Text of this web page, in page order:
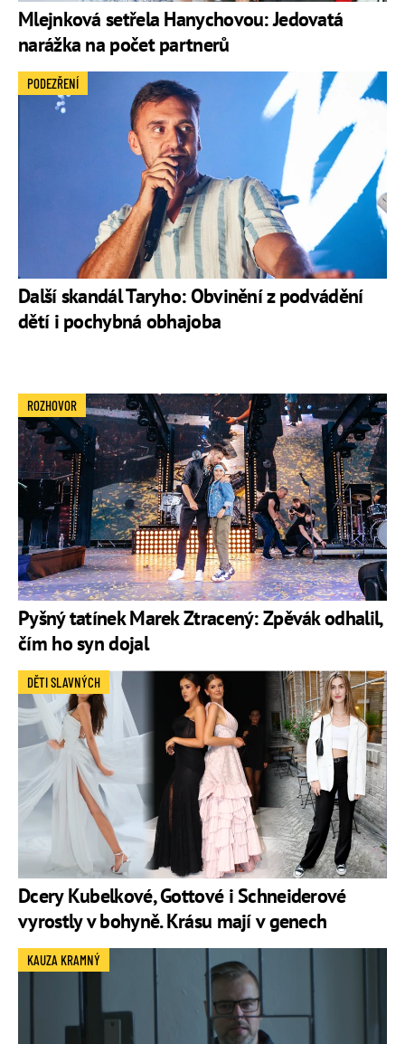
Mlejnková setřela Hanychovou: Jedovatá
narážka na počet partnerů
Další skandál Taryho: Obvinění z podvádění
dětí i pochybná obhajoba
PODEZŘENÍ
Pyšný tatínek Marek Ztracený: Zpěvák odhalil,
čím ho syn dojal
ROZHOVOR
Dcery Kubelkové, Gottové i Schneiderové
vyrostly v bohyně. Krásu mají v genech
DĚTI SLAVNÝCH
KAUZA KRAMNÝ